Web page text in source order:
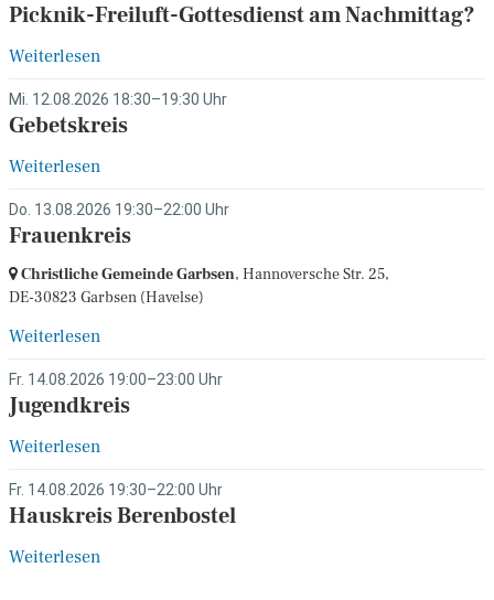
Picknik-Freiluft-Gottesdienst am Nachmittag?
Weiterlesen
Mi. 12.08.2026 18:30–19:30 Uhr
Gebetskreis
Weiterlesen
Do. 13.08.2026 19:30–22:00 Uhr
Frauenkreis
Christliche Gemeinde Garbsen, Hannoversche Str. 25,
DE-30823 Garbsen (Havelse)
Weiterlesen
Fr. 14.08.2026 19:00–23:00 Uhr
Jugendkreis
Weiterlesen
Fr. 14.08.2026 19:30–22:00 Uhr
Hauskreis Berenbostel
Weiterlesen